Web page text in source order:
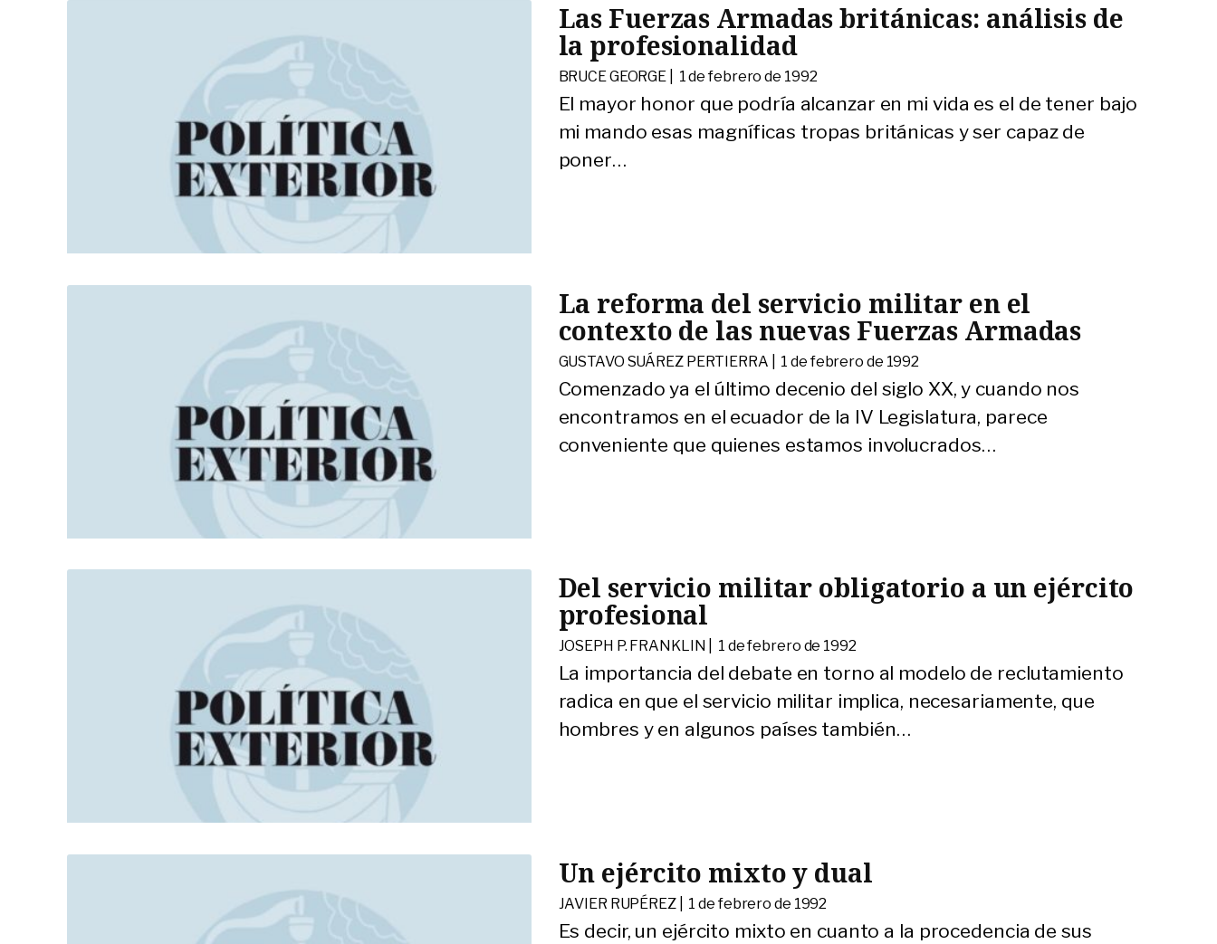
Las Fuerzas Armadas británicas: análisis de
la profesionalidad
BRUCE GEORGE | 1 de febrero de 1992
El mayor honor que podría alcanzar en mi vida es el de tener bajo
mi mando esas magníficas tropas británicas y ser capaz de
poner…
La reforma del servicio militar en el
contexto de las nuevas Fuerzas Armadas
GUSTAVO SUÁREZ PERTIERRA | 1 de febrero de 1992
Comenzado ya el último decenio del siglo XX, y cuando nos
encontramos en el ecuador de la IV Legislatura, parece
conveniente que quienes estamos involucrados…
Del servicio militar obligatorio a un ejército
profesional
JOSEPH P. FRANKLIN | 1 de febrero de 1992
La importancia del debate en torno al modelo de reclutamiento
radica en que el servicio militar implica, necesariamente, que
hombres y en algunos países también…
Un ejército mixto y dual
JAVIER RUPÉREZ | 1 de febrero de 1992
Es decir, un ejército mixto en cuanto a la procedencia de sus